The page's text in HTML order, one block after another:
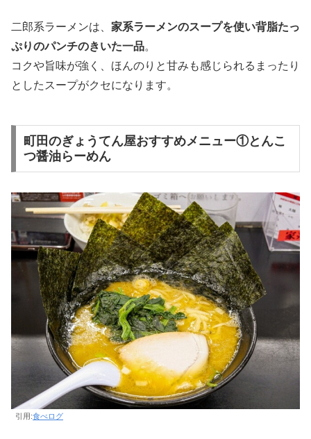
二郎系ラーメンは、 家系ラーメンのスープを使い背脂たっ
ぷりのパンチのきいた一品。
コクや旨味が強く、ほんのりと甘みも感じられるまったり
としたスープがクセになります。
町田のぎょうてん屋おすすめメニュー①とんこ
つ醤油らーめん
引用:食べログ